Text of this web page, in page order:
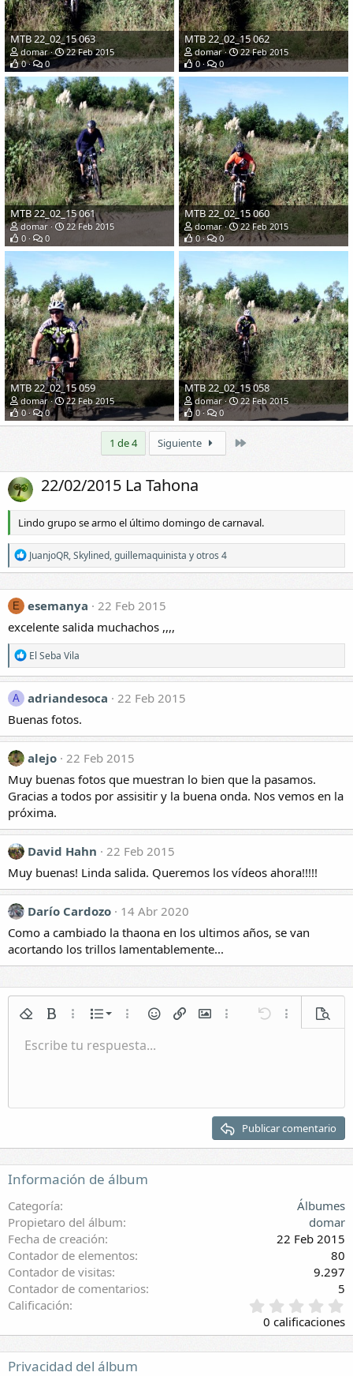
MTB 22_02_15 063
domar
22 Feb 2015
0
0
MTB 22_02_15 062
domar
22 Feb 2015
0
0
MTB 22_02_15 061
domar
22 Feb 2015
0
0
MTB 22_02_15 060
domar
22 Feb 2015
0
0
MTB 22_02_15 059
domar
22 Feb 2015
0
0
MTB 22_02_15 058
domar
22 Feb 2015
0
0
1 de 4 Siguiente
22/02/2015 La Tahona
Lindo grupo se armo el último domingo de carnaval.
R
e
c
c
o
n
e
s
:
JuanjoQR,Skylined,guillemaquinista y otros 4
E esemanya
22 Feb 2015
excelente salida muchachos ,,,,
R
e
a
c
i
n
e
:
El Seba Vila
A adriandesoca
22 Feb 2015
Buenas fotos.
alejo 22 Feb 2015
Muy buenas fotos que muestran lo bien que la pasamos.
Gracias a todos por assisitir y la buena onda. Nos vemos en la
próxima.
David Hahn
22 Feb 2015
Muy buenas! Linda salida. Queremos los vídeos ahora!!!!!
Darío Cardozo
14 Abr 2020
Como a cambiado la thaona en los ultimos años, se van
acortando los trillos lamentablemente...
Quitar formato
NegritaMás opciones...
Lista
Lista numerada
Lista
Más opciones...
Emoticonos
Insertar enlace
Insertar imagen
Más opciones...
Deshacer
Más
Vista
ItálicaSubrayarTachado
Formato de párrafo
Normal
Encabezado 2
VídeosGalería incrustada
CitarInsertar tabla
Spoiler
RehacerCambiar editor BB
BorradoresGuardar borrador
Escribe tu respuesta...
Publicar comentario
Información de álbum
Categoría
Álbumes
Propietaro del álbum
domar
Fecha de creación
22 Feb 2015
Contador de elementos
80
Contador de visitas
9.297
Contador de comentarios
5
Calificación
,
0
0
0 calificaciones
Privacidad del álbum